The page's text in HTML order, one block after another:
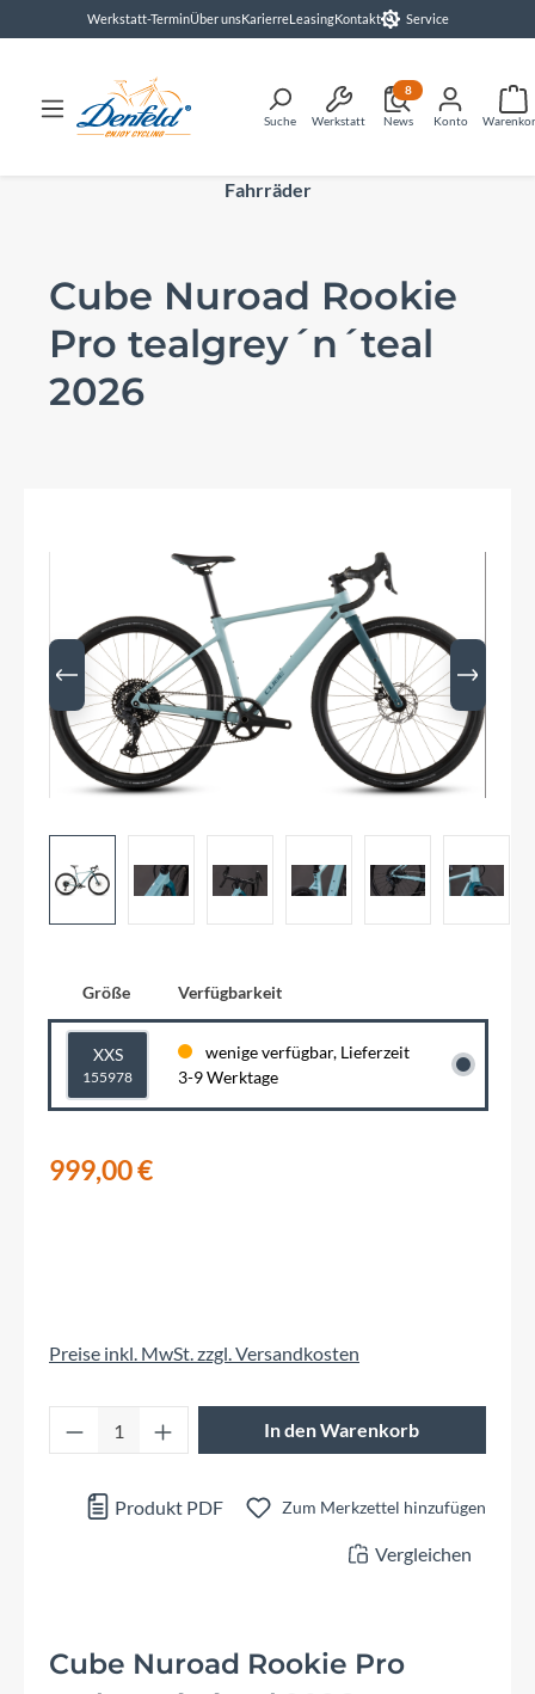
springenWerkstatt-TerminÜber unsKarierreLeasingKontakt Service
Suche Werkstatt News
8
Konto
Fahrräder
Cube Nuroad Rookie
Pro tealgrey´n´teal
2026
Größe Verfügbarkeit
XXS
155978
wenige verfügbar, Lieferzeit
3-9 Werktage
999,00 €
Preise inkl. MwSt. zzgl. Versandkosten
Produkt Anzahl: Gib den gewünschten
In den Warenkorb
Produkt PDF Zum Merkzettel hinzufügen
Vergleichen
Cube Nuroad Rookie Pro